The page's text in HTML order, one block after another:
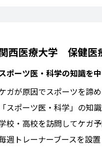
西医療大学 保健医
ポーツ医・科学の知識を
ガが原因でスポーツを諦
「スポーツ医・科学」の知
校・高校を訪問してケガ
週トレーナーブースを設